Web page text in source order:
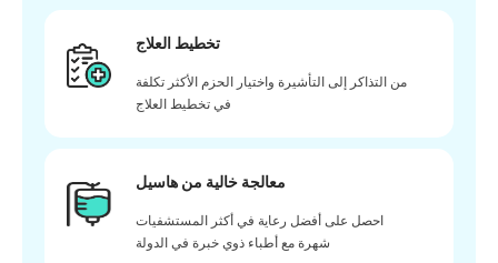
تخطيط العلاج
من التذاكر إلى التأشيرة واختيار الحزم الأكثر تكلفة
في تخطيط العلاج
معالجة خالية من هاسيل
احصل على أفضل رعاية في أكثر المستشفيات
شهرة مع أطباء ذوي خبرة في الدولة